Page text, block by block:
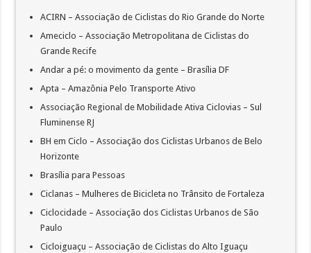
ACIRN – Associação de Ciclistas do Rio Grande do Norte
Ameciclo – Associação Metropolitana de Ciclistas do
Grande Recife
Andar a pé: o movimento da gente – Brasília DF
Apta – Amazônia Pelo Transporte Ativo
Associação Regional de Mobilidade Ativa Ciclovias – Sul
Fluminense RJ
BH em Ciclo – Associação dos Ciclistas Urbanos de Belo
Horizonte
Brasília para Pessoas
Ciclanas – Mulheres de Bicicleta no Trânsito de Fortaleza
Ciclocidade – Associação dos Ciclistas Urbanos de São
Paulo
Cicloiguaçu – Associação de Ciclistas do Alto Iguaçu